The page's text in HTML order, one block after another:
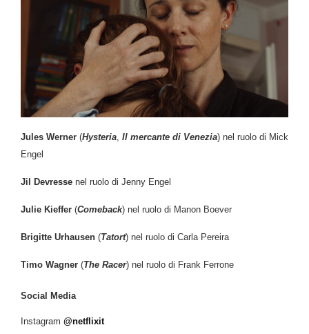
Jules Werner (Hysteria, Il mercante di Venezia) nel ruolo di Mick
Engel
Jil Devresse nel ruolo di Jenny Engel
Julie Kieffer (Comeback) nel ruolo di Manon Boever
Brigitte Urhausen (Tatort) nel ruolo di Carla Pereira
Timo Wagner (The Racer) nel ruolo di Frank Ferrone
Social Media
Instagram @netflixit